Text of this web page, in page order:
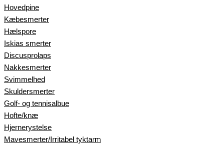
Hovedpine
Kæbesmerter
Hælspore​
Iskias smerter
Discusprolaps
Nakkesmerter
Svimmelhed
Skuldersmerter
Golf- og tennisalbue
Hofte/knæ
Hjernerystelse
Mavesmerter/Irritabel tyktarm